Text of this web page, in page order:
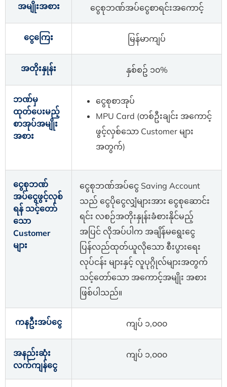
အမျိုးအစား ငွေစုဘဏ်အပ်ငွေစာရင်းအကောင့်
ငွေကြေး မြန်မာကျပ်
အတိုးနှုန်း နှစ်စဥ် ၁၀%
ဘဏ်မှ
ထုတ်ပေးမည့်
စာအုပ်အမျိုး
အစား
ငွေစုစာအုပ်
MPU Card (တစ်ဦးချင်း အကောင့်
ဖွင့်လှစ်သော Customer များ
အတွက်)
ငွေစုဘဏ်
အပ်ငွေဖွင့်လှစ်
ရန် သင့်တော်
သော
Customer
များ
ငွေစုဘဏ်အပ်ငွေ Saving Account
သည် ငွေပိုငွေလျှံများအား ငွေစုဆောင်း
ရင်း လစဉ်အတိုးနှုန်းခံစားနိုင်မည့်
အပြင် လိုအပ်ပါက အချိန်မရွေးငွေ
ပြန်လည်ထုတ်ယူလိုသော စီးပွားရေး
လုပ်ငန်း များနှင့် လူပုဂ္ဂိုလ်များအတွက်
သင့်တော်သော အကောင့်အမျိုး အစား
ဖြစ်ပါသည်။
ကနဦးအပ်ငွေ ကျပ် ၁,၀၀၀
အနည်းဆုံး
လက်ကျန်ငွေ
ကျပ် ၁,၀၀၀